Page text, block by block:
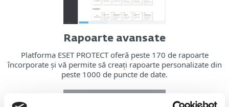
Rapoarte avansate
Platforma ESET PROTECT oferă peste 170 de rapoarte
încorporate și vă permite să creați rapoarte personalizate din
peste 1000 de puncte de date.